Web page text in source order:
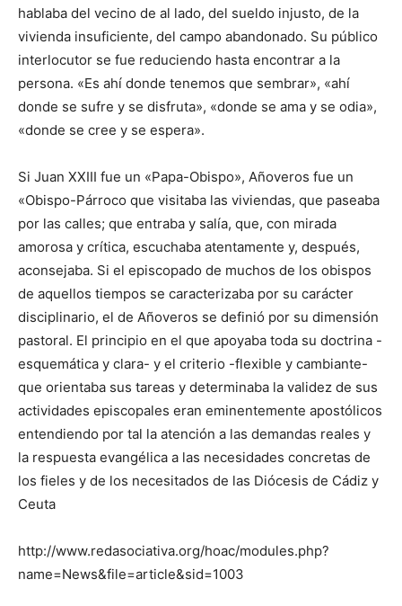
hablaba del vecino de al lado, del sueldo injusto, de la
vivienda insuficiente, del campo abandonado. Su público
interlocutor se fue reduciendo hasta encontrar a la
persona. «Es ahí donde tenemos que sembrar», «ahí
donde se sufre y se disfruta», «donde se ama y se odia»,
«donde se cree y se espera».
Si Juan XXIII fue un «Papa-Obispo», Añoveros fue un
«Obispo-Párroco que visitaba las viviendas, que paseaba
por las calles; que entraba y salía, que, con mirada
amorosa y crítica, escuchaba atentamente y, después,
aconsejaba. Si el episcopado de muchos de los obispos
de aquellos tiempos se caracterizaba por su carácter
disciplinario, el de Añoveros se definió por su dimensión
pastoral. El principio en el que apoyaba toda su doctrina -
esquemática y clara- y el criterio -flexible y cambiante-
que orientaba sus tareas y determinaba la validez de sus
actividades episcopales eran eminentemente apostólicos
entendiendo por tal la atención a las demandas reales y
la respuesta evangélica a las necesidades concretas de
los fieles y de los necesitados de las Diócesis de Cádiz y
Ceuta
http://www.redasociativa.org/hoac/modules.php?
name=News&file=article&sid=1003